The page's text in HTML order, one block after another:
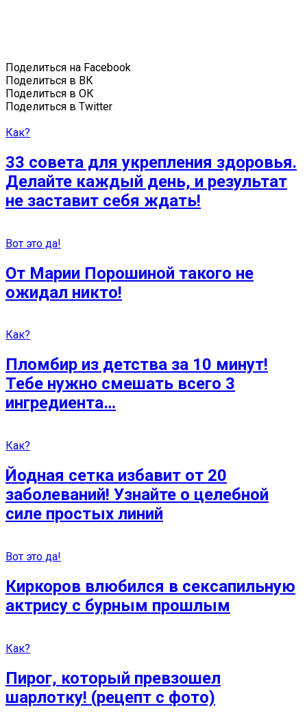
Поделиться на Facebook
Поделиться в ВК
Поделиться в ОК
Поделиться в Twitter
Как?
33 совета для укрепления здоровья.
Делайте каждый день, и результат
не заставит себя ждать!
Вот это да!
От Марии Порошиной такого не
ожидал никто!
Как?
Пломбир из детства за 10 минут!
Тебе нужно смешать всего 3
ингредиента…
Как?
Йодная сетка избавит от 20
заболеваний! Узнайте о целебной
силе простых линий
Вот это да!
Киркоров влюбился в сексапильную
актрису с бурным прошлым
Как?
Пирог, который превзошел
шарлотку! (рецепт с фото)